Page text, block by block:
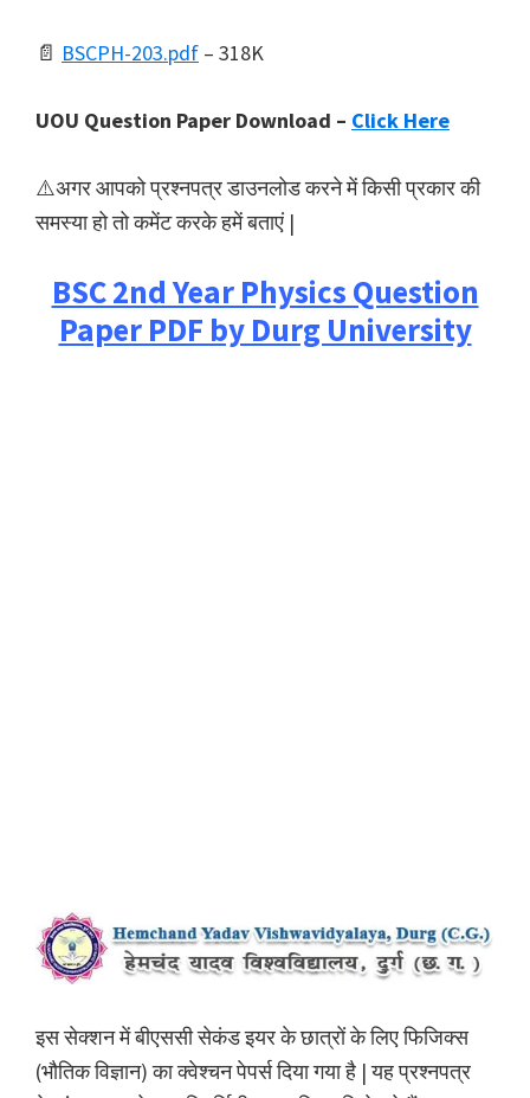
📄 BSCPH-203.pdf – 318K
UOU Question Paper Download – Click Here
⚠️अगर आपको प्रश्नपत्र डाउनलोड करने में किसी प्रकार की
समस्या हो तो कमेंट करके हमें बताएं |
BSC 2nd Year Physics Question
Paper PDF by Durg University
इस सेक्शन में बीएससी सेकंड इयर के छात्रों के लिए फिजिक्स
(भौतिक विज्ञान) का क्वेश्चन पेपर्स दिया गया है | यह प्रश्नपत्र